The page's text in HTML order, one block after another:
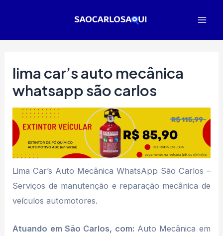
lima car’s auto mecânica
whatsapp são carlos
Lima Car’s Auto Mecânica WhatsApp São Carlos –
Serviços de manutenção e reparação mecânica de
veículos automotores.
Atuando em São Carlos, com: Auto Mecânica em